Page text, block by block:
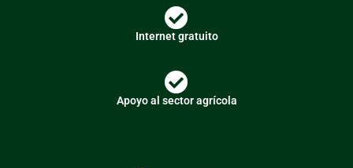
Internet gratuito
Apoyo al sector agrícola